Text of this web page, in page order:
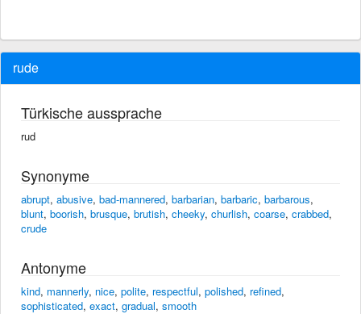
rude
Türkische aussprache
rud
Synonyme
abrupt, abusive, bad-mannered, barbarian, barbaric, barbarous,
blunt, boorish, brusque, brutish, cheeky, churlish, coarse, crabbed,
crude
Antonyme
kind, mannerly, nice, polite, respectful, polished, refined,
sophisticated, exact, gradual, smooth